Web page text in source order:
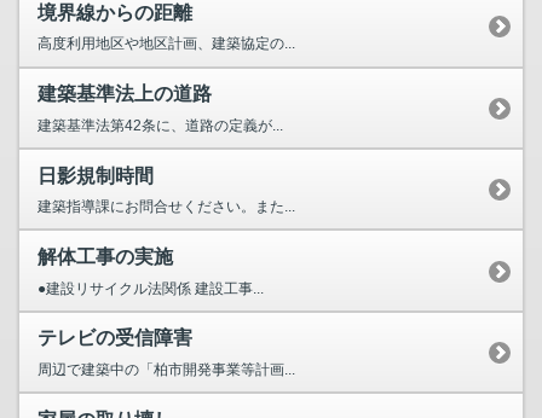
境界線からの距離
高度利用地区や地区計画、建築協定の...
建築基準法上の道路
建築基準法第42条に、道路の定義が...
日影規制時間
建築指導課にお問合せください。また...
解体工事の実施
●建設リサイクル法関係 建設工事...
テレビの受信障害
周辺で建築中の「柏市開発事業等計画...